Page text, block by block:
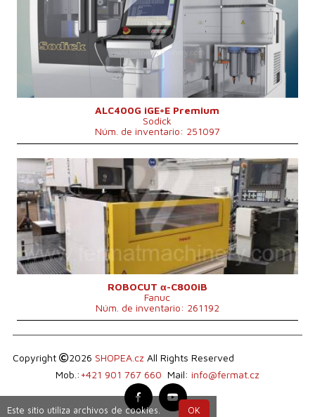
400 mm
Carrera de eje Y
300 mm
Carrera de eje Z
250 mm
Eje U
150 mm
Eje V
150 mm
Carga máxima de mesa
500 kg
Dimensiones largo x ancho x alto
2190x2590x2230mm mm
Peso de la máquina
3400 kg
Sistema de control
No
ALC400G iGE+E Premium
Sodick
Núm. de inventario: 251097
Año de fabricación:
2016
Carrera de eje X
800 mm
Carrera de eje Y
600 mm
Carrera de eje Z
200 mm
Peso de la máquina
300 kg
Diámetro máximo del alambre0,3 mm
Máx. peso pieza mecanizada
500 kg
Sistema de control
Sí
Sistema de control Fanuc
31i-WB
ROBOCUT α-C800iB
Fanuc
Núm. de inventario: 261192
Copyright 2026 SHOPEA.cz All Rights Reserved
Mob.:+421 901 767 660 Mail: info@fermat.cz
Este sitio utiliza archivos de cookies. OK